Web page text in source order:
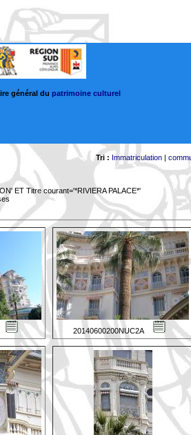
général du patrimoine culturel
Tri : Immatriculation|
ET Titre courant='*RIVIERA PALACE*'
20140600200NUC2A